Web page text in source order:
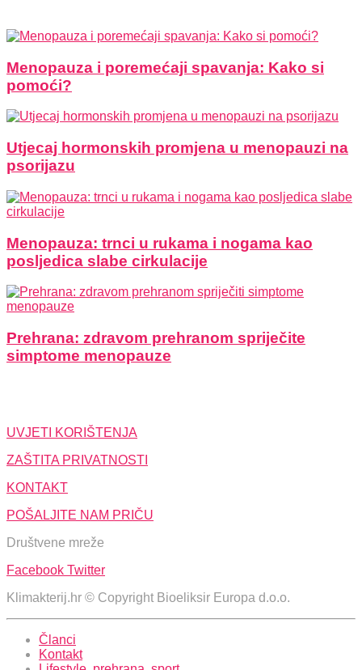
Menopauza i poremećaji spavanja: Kako si
pomoći?
Utjecaj hormonskih promjena u menopauzi na
psorijazu
Menopauza: trnci u rukama i nogama kao
posljedica slabe cirkulacije
Prehrana: zdravom prehranom spriječite
simptome menopauze
UVJETI KORIŠTENJA
ZAŠTITA PRIVATNOSTI
KONTAKT
POŠALJITE NAM PRIČU
Društvene mreže
Facebook Twitter
Klimakterij.hr © Copyright Bioeliksir Europa d.o.o.
Članci
Kontakt